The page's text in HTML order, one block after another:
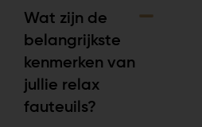
Wat zijn de
belangrijkste
kenmerken van
jullie relax
fauteuils?